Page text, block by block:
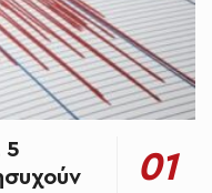
5